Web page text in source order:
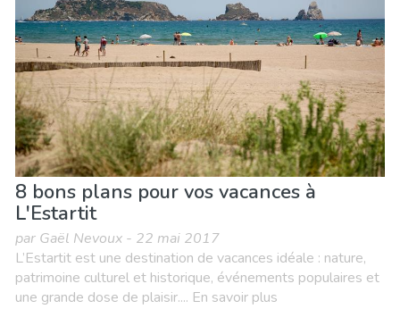
8 bons plans pour vos vacances à
L'Estartit
par Gaël Nevoux - 22 mai 2017
L’Estartit est une destination de vacances idéale : nature,
patrimoine culturel et historique, événements populaires et
une grande dose de plaisir.... En savoir plus